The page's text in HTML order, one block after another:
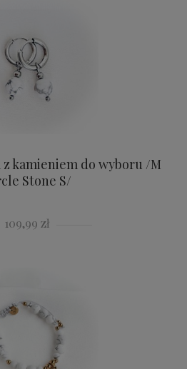
z kamieniem do wyboru /M
Stone S/
109,99 zł